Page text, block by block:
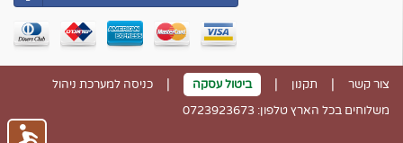
צור קשר | תקנון | ביטול עסקה |
כניסה למערכת ניהול
משלוחים בכל הארץ טלפון: 0723923673